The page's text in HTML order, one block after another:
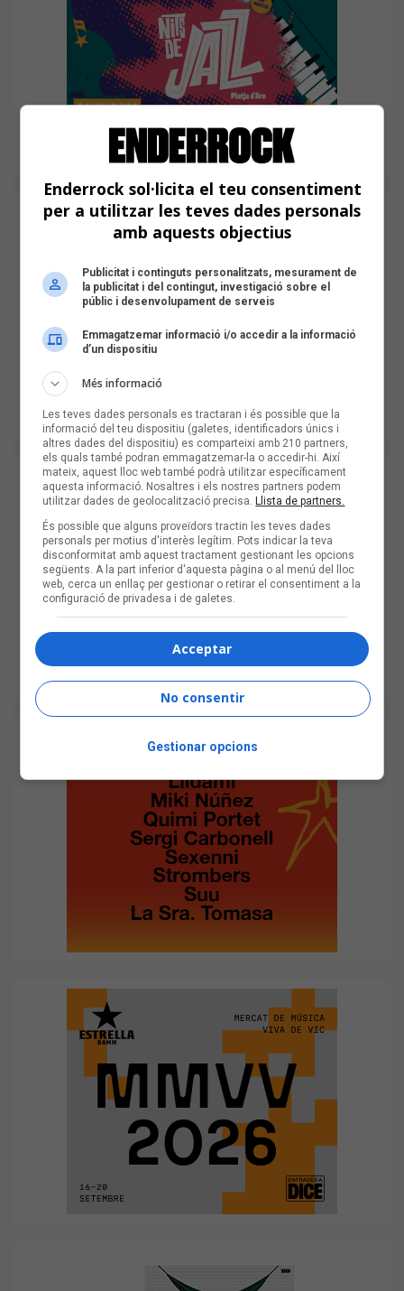
Enderrock sol·licita el teu consentiment
per a utilitzar les teves dades personals
amb aquests objectius
Publicitat i continguts personalitzats, mesurament de
la publicitat i del contingut, investigació sobre el
públic i desenvolupament de serveis
Emmagatzemar informació i/o accedir a la informació
d’un dispositiu
Més informació
Les teves dades personals es tractaran i és possible que la
informació del teu dispositiu (galetes, identificadors únics i
altres dades del dispositiu) es comparteixi amb 210 partners,
els quals també podran emmagatzemar-la o accedir-hi. Així
mateix, aquest lloc web també podrà utilitzar específicament
aquesta informació. Nosaltres i els nostres partners podem
utilitzar dades de geolocalització precisa.Llista de partners.
És possible que alguns proveïdors tractin les teves dades
personals per motius d'interès legítim. Pots indicar la teva
disconformitat amb aquest tractament gestionant les opcions
següents. A la part inferior d'aquesta pàgina o al menú del lloc
web, cerca un enllaç per gestionar o retirar el consentiment a la
configuració de privadesa i de galetes.
Acceptar
No consentir
Gestionar opcions